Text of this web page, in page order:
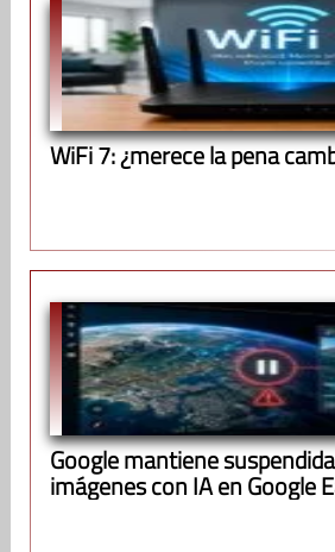
WiFi 7: ¿merece la pena
Google mantiene
imágenes con IA en Google